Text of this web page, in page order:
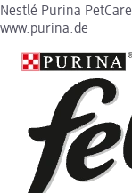
Nestlé Purina
www.purina.de